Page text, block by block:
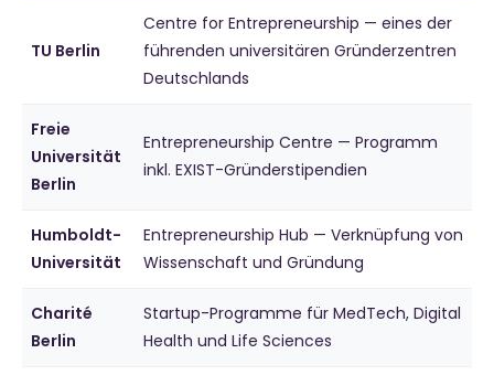
TU Berlin
Centre for Entrepreneurship — eines der
führenden universitären Gründerzentren
Deutschlands
Freie
Universität
Berlin
Entrepreneurship Centre — Programm
inkl. EXIST-Gründerstipendien
Humboldt-
Universität
Entrepreneurship Hub — Verknüpfung von
Wissenschaft und Gründung
Charité
Berlin
Startup-Programme für MedTech, Digital
Health und Life Sciences